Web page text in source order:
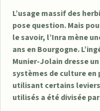
L’usage massif des
pose question. Mais
le savoir, l’Inra mène
ans en Bourgogne.
Munier-Jolain dresse
systèmes de culture
utilisant certains
utilisés a été divisée par